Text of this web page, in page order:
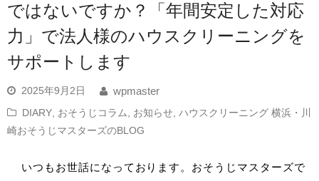
ではないですか？「年間安定した対応
力」で法人様のハウスクリーニングを
サポートします
2025年9月2日
wpmaster
DIARY, おそうじコラム, お知らせ, ハウスクリーニング 横浜・川
崎おそうじマスターズのBLOG
いつもお世話になっております。おそうじマスターズで